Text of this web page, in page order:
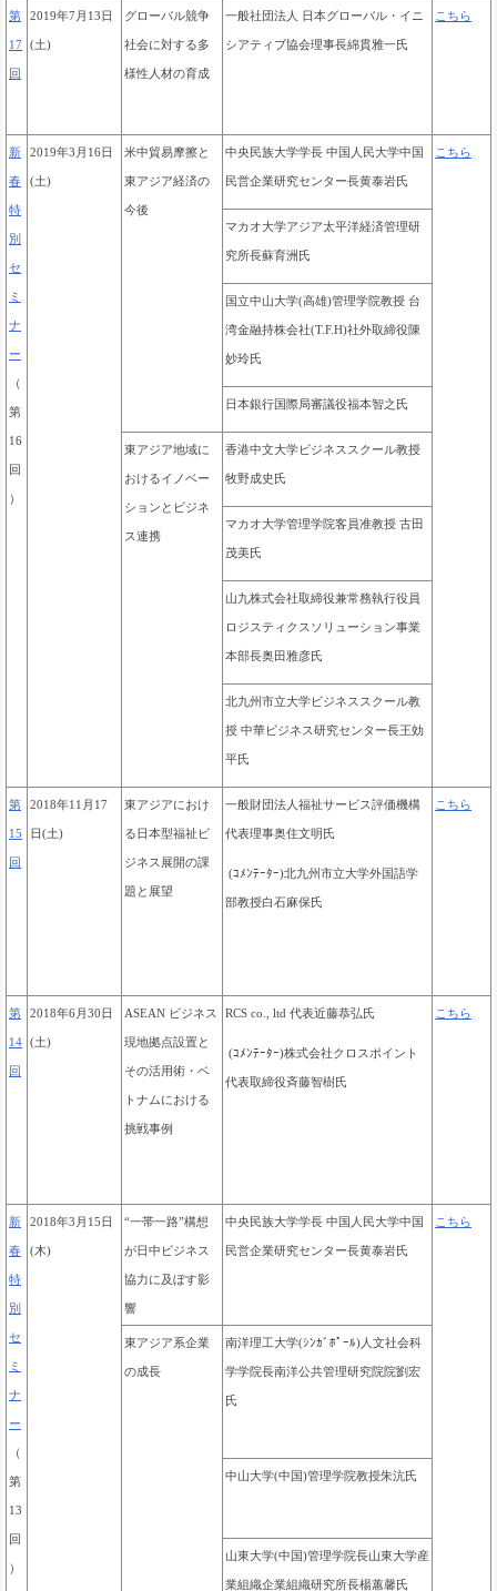
第
17
回
2019年7月13日
(土)
グローバル競争
社会に対する多
様性人材の育成
一般社団法人 日本グローバル・イニ
シアティブ協会理事長綿貫雅一氏
こちら
新
春
特
別
セ
ミ
ナ
ー
（
第
16
回
）
2019年3月16日
(土)
米中貿易摩擦と
東アジア経済の
今後
中央民族大学学長 中国人民大学中国
民営企業研究センター長黄泰岩氏
こちら
マカオ大学アジア太平洋経済管理研
究所長蘇育洲氏
国立中山大学(高雄)管理学院教授 台
湾金融持株会社(T.F.H)社外取締役陳
妙玲氏
日本銀行国際局審議役福本智之氏
東アジア地域に
おけるイノベー
ションとビジネ
ス連携
香港中文大学ビジネススクール教授
牧野成史氏
マカオ大学管理学院客員准教授 古田
茂美氏
山九株式会社取締役兼常務執行役員
ロジスティクスソリューション事業
本部長奥田雅彦氏
北九州市立大学ビジネススクール教
授 中華ビジネス研究センター長王効
平氏
第
15
回
2018年11月17
日(土)
東アジアにおけ
る日本型福祉ビ
ジネス展開の課
題と展望
一般財団法人福祉サービス評価機構
代表理事奥住文明氏
(ｺﾒﾝﾃｰﾀｰ)北九州市立大学外国語学
部教授白石麻保氏
こちら
第
14
回
2018年6月30日
(土)
ASEAN ビジネス
現地拠点設置と
その活用術・ベ
トナムにおける
挑戦事例
RCS co., ltd 代表近藤恭弘氏
(ｺﾒﾝﾃｰﾀｰ)株式会社クロスポイント
代表取締役斉藤智樹氏
こちら
新
春
特
別
セ
ミ
ナ
ー
（
第
13
回
）
2018年3月15日
(木)
“一帯一路”構想
が日中ビジネス
協力に及ぼす影
響
中央民族大学学長 中国人民大学中国
民営企業研究センター長黄泰岩氏
こちら
東アジア系企業
の成長
南洋理工大学(ｼﾝｶﾞﾎﾟｰﾙ)人文社会科
学学院長南洋公共管理研究院院劉宏
氏
中山大学(中国)管理学院教授朱沆氏
山東大学(中国)管理学院長山東大学産
業組織企業組織研究所長楊蕙馨氏